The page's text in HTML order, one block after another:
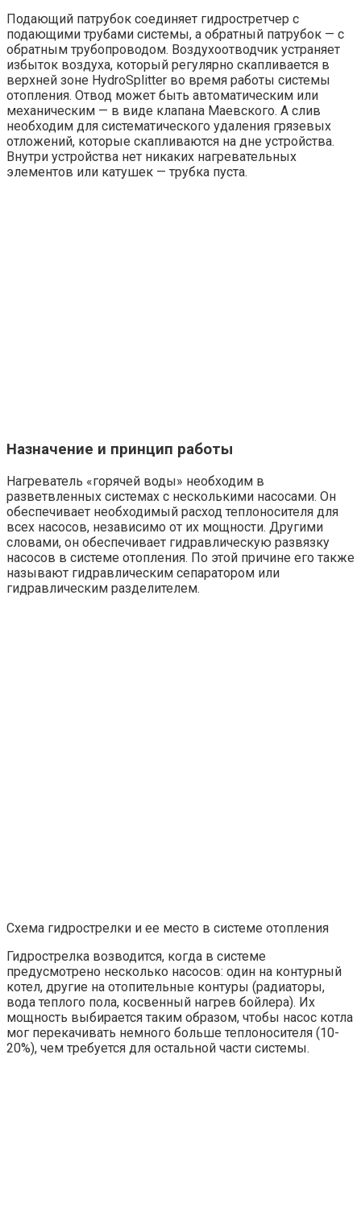
Подающий патрубок соединяет гидростретчер с
подающими трубами системы, а обратный патрубок — с
обратным трубопроводом. Воздухоотводчик устраняет
избыток воздуха, который регулярно скапливается в
верхней зоне HydroSplitter во время работы системы
отопления. Отвод может быть автоматическим или
механическим — в виде клапана Маевского. А слив
необходим для систематического удаления грязевых
отложений, которые скапливаются на дне устройства.
Внутри устройства нет никаких нагревательных
элементов или катушек — трубка пуста.
Назначение и принцип работы
Нагреватель «горячей воды» необходим в
разветвленных системах с несколькими насосами. Он
обеспечивает необходимый расход теплоносителя для
всех насосов, независимо от их мощности. Другими
словами, он обеспечивает гидравлическую развязку
насосов в системе отопления. По этой причине его также
называют гидравлическим сепаратором или
гидравлическим разделителем.
Схема гидрострелки и ее место в системе отопления
Гидрострелка возводится, когда в системе
предусмотрено несколько насосов: один на контурный
котел, другие на отопительные контуры (радиаторы,
вода теплого пола, косвенный нагрев бойлера). Их
мощность выбирается таким образом, чтобы насос котла
мог перекачивать немного больше теплоносителя (10-
20%), чем требуется для остальной части системы.